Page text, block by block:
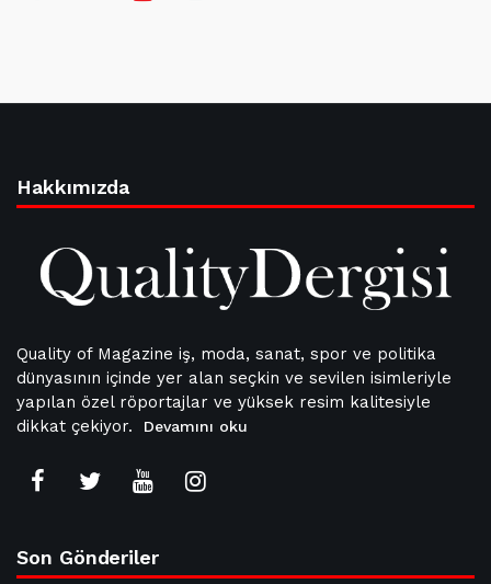
Hakkımızda
Quality of Magazine iş, moda, sanat, spor ve politika
dünyasının içinde yer alan seçkin ve sevilen isimleriyle
yapılan özel röportajlar ve yüksek resim kalitesiyle
dikkat çekiyor.
Devamını oku
Son Gönderiler